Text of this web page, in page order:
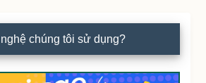
chúng tôi sử dụng?